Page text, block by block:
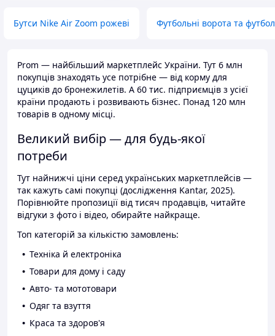
Бутси Nike Air Zoom рожеві Футбольні ворота та
Prom — найбільший маркетплейс України. Тут 6 млн
покупців знаходять усе потрібне — від корму для
цуциків до бронежилетів. А 60 тис. підприємців з усієї
країни продають і розвивають бізнес. Понад 120 млн
товарів в одному місці.
Великий вибір — для будь-якої
потреби
Тут найнижчі ціни серед українських маркетплейсів —
так кажуть самі покупці (дослідження Kantar, 2025).
Порівнюйте пропозиції від тисяч продавців, читайте
відгуки з фото і відео, обирайте найкраще.
Топ категорій за кількістю замовлень:
Техніка й електроніка
Товари для дому і саду
Авто- та мототовари
Одяг та взуття
Краса та здоров'я